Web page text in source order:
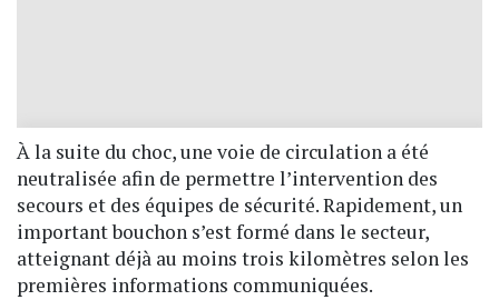
À la suite du choc, une voie de circulation a été
neutralisée afin de permettre l’intervention des
secours et des équipes de sécurité. Rapidement, un
important bouchon s’est formé dans le secteur,
atteignant déjà au moins trois kilomètres selon les
premières informations communiquées.